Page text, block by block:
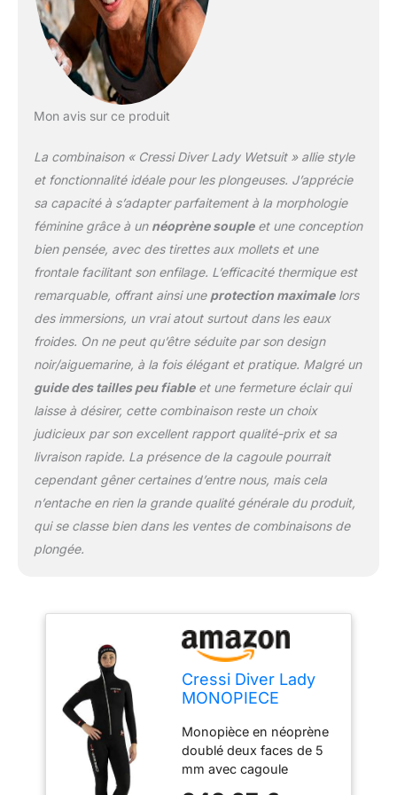
par des manchons
doublés sur les deux
faces. La même solution
a été adoptée pour les
Mon avis sur ce produit
La combinaison « Cressi Diver Lady Wetsuit » allie style
et fonctionnalité idéale pour les plongeuses. J’apprécie
sa capacité à s’adapter parfaitement à la morphologie
féminine grâce à un néoprène soupleet une conception
bien pensée, avec des tirettes aux mollets et une
frontale facilitant son enfilage. L’efficacité thermique est
remarquable, offrant ainsi une protection maximalelors
des immersions, un vrai atout surtout dans les eaux
froides. On ne peut qu’être séduite par son design
noir/aiguemarine, à la fois élégant et pratique. Malgré un
guide des tailles peu fiableet une fermeture éclair qui
laisse à désirer, cette combinaison reste un choix
judicieux par son excellent rapport qualité-prix et sa
livraison rapide. La présence de la cagoule pourrait
cependant gêner certaines d’entre nous, mais cela
n’entache en rien la grande qualité générale du produit,
qui se classe bien dans les ventes de combinaisons de
plongée.
Cressi Diver Lady
MONOPIECE
Monopièce en néoprène
doublé deux faces de 5
mm avec cagoule